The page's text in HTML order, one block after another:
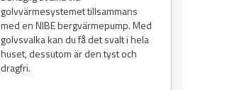
golvvärmesystemet tillsammans
med en NIBE bergvärmepump. Med
golvsvalka kan du få det svalt i hela
huset, dessutom är den tyst och
dragfri.